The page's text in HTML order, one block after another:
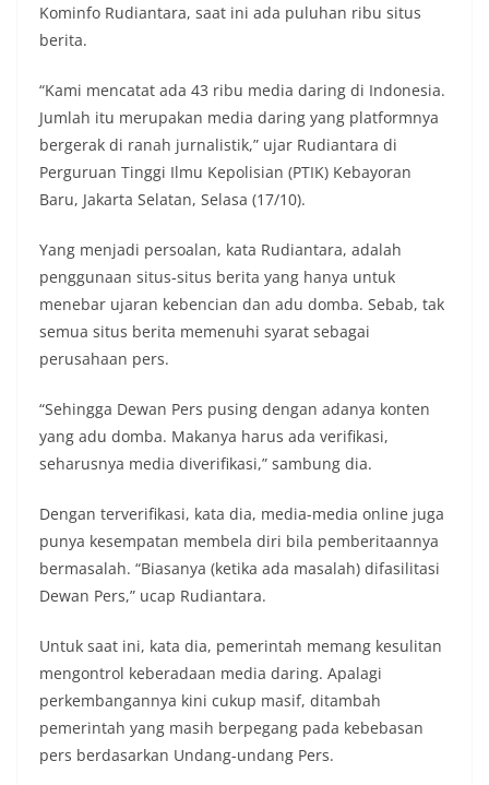
Kominfo Rudiantara, saat ini ada puluhan ribu situs
berita.
“Kami mencatat ada 43 ribu media daring di Indonesia.
Jumlah itu merupakan media daring yang platformnya
bergerak di ranah jurnalistik,” ujar Rudiantara di
Perguruan Tinggi Ilmu Kepolisian (PTIK) Kebayoran
Baru, Jakarta Selatan, Selasa (17/10).
Yang menjadi persoalan, kata Rudiantara, adalah
penggunaan situs-situs berita yang hanya untuk
menebar ujaran kebencian dan adu domba. Sebab, tak
semua situs berita memenuhi syarat sebagai
perusahaan pers.
“Sehingga Dewan Pers pusing dengan adanya konten
yang adu domba. Makanya harus ada verifikasi,
seharusnya media diverifikasi,” sambung dia.
Dengan terverifikasi, kata dia, media-media online juga
punya kesempatan membela diri bila pemberitaannya
bermasalah. “Biasanya (ketika ada masalah) difasilitasi
Dewan Pers,” ucap Rudiantara.
Untuk saat ini, kata dia, pemerintah memang kesulitan
mengontrol keberadaan media daring. Apalagi
perkembangannya kini cukup masif, ditambah
pemerintah yang masih berpegang pada kebebasan
pers berdasarkan Undang-undang Pers.